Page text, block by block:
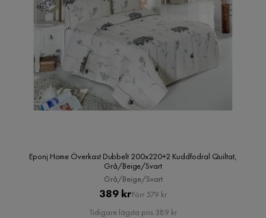
Eponj Home Överkast Dubbelt 200x220+2 Kuddfodral Quiltat,
Grå/Beige/Svart
Grå/Beige/Svart
Pris
389 krOriginal
Pris
Förr 579 kr
Tidigare lägsta pris 389 kr